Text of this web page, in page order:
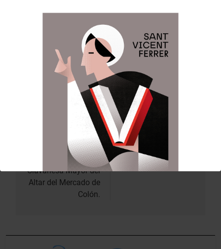
Navegación
entradas
Anterior:
Antonia Giménez
Carcelén, recibirá la
medalla de
Clavariesa Mayor del
Altar del Mercado de
Colón.
Siguiente:
Conmemoració del
bateig de sant Vicent.